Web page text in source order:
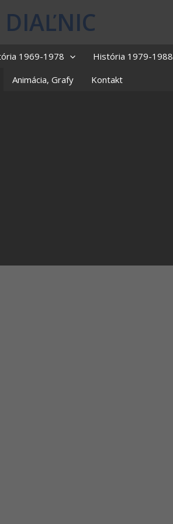
DIAĽNIC
1969-1978 História 1979-1988
Animácia, Grafy Kontakt